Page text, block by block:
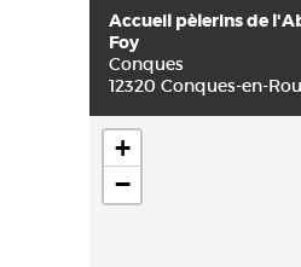
Accueil pèlerins de
Foy
Conques
12320 Conques-en-
+
−